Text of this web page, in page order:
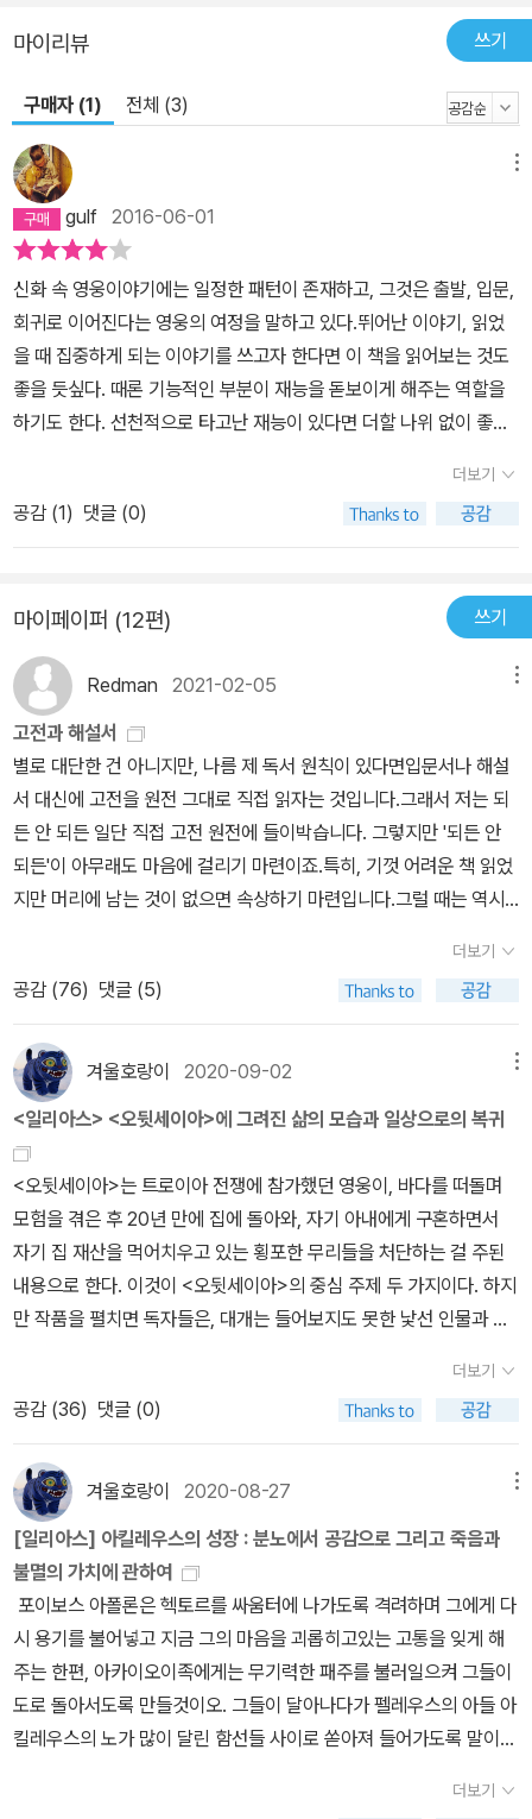
대했던 감동이나 고전의 진가를 발견했다는 만족감을 얻기는 쉽지 않
이 아니기 때문이다. 지은이는 다년간 일반인들에게 고전을 강의한
움을 느끼거나 지루함을 느끼는지, 어떤 중요한 포인트를 파악하지
못한 채 지나가는지를 세세히 짚어내면서, 이런 어려움들을 해소하고
독자들이 <오뒷세이아>를 더 풍부하고 재미있게 읽을 수 있도록 돕
독자들이 <오뒷세이아>에 접근하는 것을 막고 있다고 지적한다. ▶
<오뒷세이아>는 <일리아스>의 후속편이다? <오뒷세이아>는 흔히
<일리아스>의 후속편처럼 취급되어져 왔고, 따라서 ‘전편’인 <일리
아스>를 읽기 전에는 <오뒷세이아>에 도전할 수 없다는 인식이 많
다. 물론 <일리아스>의 배경이 되는 트로이아 전쟁이 끝나고, 참전
영웅 중 한 명인 오뒷세우스가 귀향하는 내용을 담고 있기 때문에 작
품 배경의 시간 순으로는 <오뒷세이아>가 나중에 위치하는 것이 맞
히려 수많은 인물들이 그저 ‘전장에서 죽기 위해’ 한 번씩만 등장하는
<일리아스>에 비해 등장인물들의 수도 적고, 각각의 사건들이 다이
내믹하면서도, 전체 구성은 간결해서 <오뒷세이아>를 먼저 읽고 <일
리아스>에 도전하는 것도 희랍 서사시를 읽는 하나의 방법이라는 것
이다. ▶ <오뒷세이아>는 오뒷세우스의 모험 이야기? 흔히 독자들이
<오뒷세이아>에서 기대하는 것은 오뒷세우스의 흥미진진한 모험담
일 것이다. 퀴클롭스로부터의 탈출, 세이렌의 노래와 돛대 기둥에 묶
인 오뒷세우스, 머리 여섯 달린 괴물과 거대한 소용돌이, 키르케와 칼
륍소 같은 여신들……. 하지만 이런 모험담이 본격적으로 나오는 것은
전체 24권 중 9권에 이르러서이다(숲 출판사의 천병의 역 <오뒷세
을 처음 펼쳤을 때 등장하는 것은 오뒷세우스가 아니라 그 아들 텔레
험담을 읽게 되리라 기대했던 독자들에게는 다소 실망스러운 전개일
수 있다. 하지만 지은이는 이 ‘텔레마키아’에 중요한 의미가 있다는 점
을 설명한다. 텔레마코스가 아버지 오뒷세우스의 전우였던 네스토르
와 메넬라오스를 방문하는 여행은 그 자체로 오뒷세우스가 겪는 모험
의 축소된 형태이고, 이 여행을 통해 성장한 텔레마코스는 작품의 마
지막에서 당당하게 아버지의 조력자로 서게 된다는 것이다. 즉 <오뒷
세이아>는 오뒷세우스의 모험담인 동시에 텔레마코스의 성장담이기
도 하다. 또한 ‘텔레마키아’는 전체적인 구조의 측면에서도 중요한 역
할을 한다. 작품 전체의 두 주제인 ‘모험과 복수’는 사실 서로 잘 붙지
않는 이질적인 것이다. 바다에서의 ‘뱃사람의 모험담’과 ‘고향에서의
복수’는 서로 큰 상관이 없는 이야기일 수도 있기 때문이다. 지은이는
역할 중 하나라는 점을 말해 준다. 육지에서 바다로, 현실에서 환상적
세계로 이어지는 ‘텔레마키아’의 구성이 오뒷세우스의 이야기와 연결
되면서 작품 전체를 완성한다는 것이다. ▶ 상황에 맞지 않는 수식어
구들의 남발 <오뒷세이아>에서는 어떤 인물이나 사물이 등장할 때,
그 앞에 긴 수식어가 붙는 경우가 많다. 칼륍소가 등장할 때에는 “여
신들 중에 고귀한 요정 칼륍소”라는 구절이 반복되고, 동굴은 항상
“속이 비어 있는 동굴”로 등장하고, 배들은 항상 “검고”, “빠르고”,
“우묵하고”, “균형이 잘 잡혔고”, “좋은 좌석을 갖추고 있는” 것으로
나온다. 바다는 항상 “추수할 수 없는” 것이거나, “포도주 빛”이다. 게
한다. 칼륍소에게 붙잡혀서 하염없이 고향을 그리워하고 있는 오뒷세
마이리뷰 쓰기
구매자 (1) 전체 (3)
gulf 2016-06-01
신화 속 영웅이야기에는 일정한 패턴이 존재하고, 그것은 출발, 입문,
회귀로 이어진다는 영웅의 여정을 말하고 있다.뛰어난 이야기, 읽었
을 때 집중하게 되는 이야기를 쓰고자 한다면 이 책을 읽어보는 것도
좋을 듯싶다. 때론 기능적인 부분이 재능을 돋보이게 해주는 역할을
하기도 한다. 선천적으로 타고난 재능이 있다면 더할 나위 없이 좋겠
다. 만약 주인공에게 시련이 없다면 이야기는 지루해지기 때문이다.
주인공이 원하는 것을 얻기 위해 싸우는 과정이 드라마다. 갈등의 주
체는 언제나 주인공이며 싸움의 형태를 결정하는 것이 바로 주인공이
왜 이야기를 만들고 싶어 하는가?이다. 일상은 특별할 것이 없다. 하
지만 이야기라면 다르다. 그래서 이야기를 만들고 싶고, 남과 나누고
싶어 한다. 내 이야기가 상대에게 집중과 공감을 불러일으키려면 이
야기를 전달하는 방식이 더 중요해진다. 위의 책은 그런 점에서 성공
할 수 있는 이야기의 방식을 가르쳐주고 있다.
더보기
공감 (1) 댓글 (0)
마이페이퍼 (12편) 쓰기
Redman 2021-02-05
고전과 해설서
별로 대단한 건 아니지만, 나름 제 독서 원칙이 있다면입문서나 해설
서 대신에 고전을 원전 그대로 직접 읽자는 것입니다.그래서 저는 되
든 안 되든 일단 직접 고전 원전에 들이박습니다. 그렇지만 '되든 안
되든'이 아무래도 마음에 걸리기 마련이죠.특히, 기껏 어려운 책 읽었
지만 머리에 남는 것이 없으면 속상하기 마련입니다.그럴 때는 역시
이고, 아직 한참 부족한 독서 내공이지만, 고전과 그 고전을 읽으며 매
우 도움을 받았던 해설서들을 소개하고자 합니다. 여기서 소개하는
해설서들은, 정말 딱 한 책만 집중적으로 다루고, 그 내용과 구조를 상
세히 다룹니다. 그래서 저 혼자만으로는 몰랐던 정보도 알 수 있어 매
우 유용합니다.그렇지만 해설서부터 읽기보다는 직접 원전을 읽을
것, 읽으면서 도저히 이해가 안 갈 때 참고자료처럼 이용해 주었으면
합니다. 1차적으로는 원전을, 그리고 부가적으로 이 책들을 읽으시면
좋겠습니다. 무엇보다 남의 눈을 통해서 읽는 것보다는 내 눈으로 직
접 보는 게 더 낫기 때문이죠1. 강유원 <고전강의> 시리즈 고전 강독
강의로 매우 유명한 강유원 박사님의 강의록을 책으로 엮은 <고전강
의> 시리즈입니다. 강의니 만큼, 여러 책을 다룹니다만, 원전을 직접
인용하고, 또 책의 주제의식과 당시 시대적 배경, 구조 등을 매우 충실
하고 밀도 있게 분석하여 강독하셔 어떤 책을 읽을 때, 강유원 박사의
<고전 강의> 시리즈가 기둥이 되어줄 수 있습니다. 2. 호메로스 <일
오를 정도로 유명한 고전입니다.강대진 선생님의 <호메로스의 일리
아스 읽기>와 <호메로스의 오뒷세이아 읽기>는 제목처럼, 호메로스
의 서사시를 한 권 한 권 충실하게 설명하고, 해설해줍니다. 본인이 직
접 밝히듯, 여러 내용을 전달하는 것에 초점을 맞추어 다소 산만하다
는 느낌을 받았지만, 호메로스의 원전을 동시에 읽으며, 강대진 선생
의 책을 참고로 하면 산만한 글도 별 단점이 되지 않습니다. e-book
도 있는데, e-book의 표지와 제목은 구판의 것입니다. 강유원의 <인
문고전강의>와 <문학고전강의>에서 호메로스 서사시를 읽습니
다. 3. 아우구스티누스 <고백록>과 <신국론> <고백록>도 매우 중
추천하는 번역본은 위 4종입니다. 그중에 권위 있는 것은 성염 역본
더보기
공감 (76) 댓글 (5)
겨울호랑이 2020-09-02
<일리아스> <오뒷세이아>에 그려진 삶의 모습과 일상으로의 복귀
<오뒷세이아>는 트로이아 전쟁에 참가했던 영웅이, 바다를 떠돌며
모험을 겪은 후 20년 만에 집에 돌아와, 자기 아내에게 구혼하면서
자기 집 재산을 먹어치우고 있는 횡포한 무리들을 처단하는 걸 주된
내용으로 한다. 이것이 <오뒷세이아>의 중심 주제 두 가지이다. 하지
만 작품을 펼치면 독자들은, 대개는 들어보지도 못한 낯선 인물과 마
> 첫 부분의 핵심은 텔레마코스라는 젊은이의 성장이다. 그는 아버지
의 행방을 찾아 여행을 떠나고, 아버지의 모험을 축소해서 겪고, 그것
을 통해 어른이 된다. 그래서, 이 세 가지가 <오뒷세이아>의 세 주제
이다._ 강대진, <오뒷세이아, 모험과 귀향, 일상의 복원에 관한 서사
시>, p43 <일리아스>는 아킬레우스 분노 사건을 그리면서 트로이
아 전쟁 전체를 보여 주고 있다. 따라서 중심적인 주제는 '분노'이고,
부차적인 주제는 '전쟁'이다. 그런데 기본적으로 '분노' 주제는 '전
쟁'을 배경으로 삼고 있기 때문에, 처음에는 일단 '전쟁' 주제가 두드
러지고, 뒤로 갈수록 '분노' 주제가 강해질 수밖에 없다._ 강대진, <호
메로스의 <일리아스>읽기>, p45 <오뒷세이아> 안에 담겨 있는
이야기 속에서 우리의 삶에 대해 생각하게 된다. 모험을 떠나 작은 시
련을 겪고 어른으로 성장한 한 소년. 치열한 삶의 전장에서 돌아와 안
식을 위한 귀환을 하는 노년. 이 사이에 자리하고 있는 것은 <일리아
더보기
공감 (36) 댓글 (0)
겨울호랑이 2020-08-27
[일리아스] 아킬레우스의 성장 : 분노에서 공감으로 그리고 죽음과
불멸의 가치에 관하여
포이보스 아폴론은 헥토르를 싸움터에 나가도록 격려하며 그에게 다
시 용기를 불어넣고 지금 그의 마음을 괴롭히고있는 고통을 잊게 해
주는 한편, 아카이오이족에게는 무기력한 패주를 불러일으켜 그들이
도로 돌아서도록 만들것이오. 그들이 달아나다가 펠레우스의 아들 아
킬레우스의 노가 많이 달린 함선들 사이로 쏟아져 들어가도록 말이
이고 파트로클로스는 내 아들인 고귀한 사르페돈을 포함하여 많은
더보기